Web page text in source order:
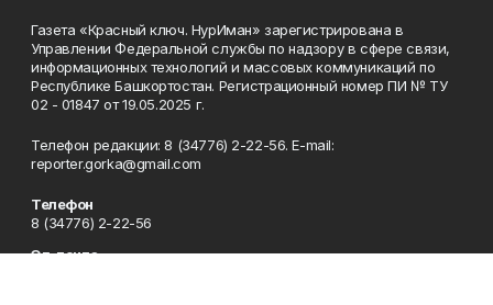
Газета «Красный ключ. НурИман» зарегистрирована в
Управлении Федеральной службы по надзору в сфере связи,
информационных технологий и массовых коммуникаций по
Республике Башкортостан. Регистрационный номер ПИ № ТУ
02 - 01847 от 19.05.2025 г.
Телефон редакции: 8 (34776) 2-22-56. E-mail:
reporter.gorka@gmail.com
Телефон
8 (34776) 2-22-56
Эл. почта